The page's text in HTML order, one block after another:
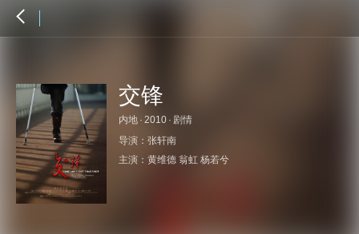
交锋
内地 · 2010 · 剧情
导演： 张轩南
主演： 黄维德 翁虹 杨若兮